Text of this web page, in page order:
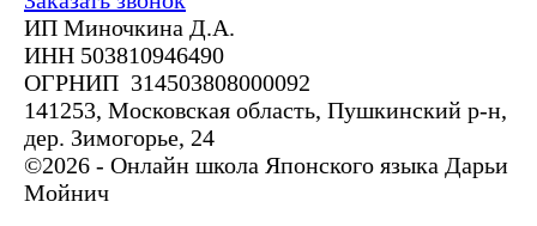
ИП Миночкина Д.А.
ИНН 503810946490
ОГРНИП 314503808000092
141253, Московская область, Пушкинский р-н,
дер. Зимогорье, 24
©2026 - Онлайн школа Японского языка Дарьи
Мойнич